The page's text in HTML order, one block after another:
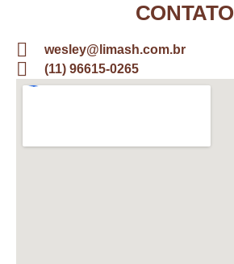
CONTATO
wesley@limash.com.br
(11) 96615-0265